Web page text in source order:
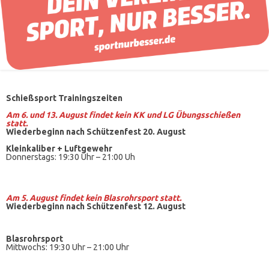
Schießsport Trainingszeiten
Am 6. und 13. August findet kein KK und LG Übungsschießen
statt.
Wiederbeginn nach Schützenfest 20. August
Kleinkaliber + Luftgewehr
Donnerstags: 19:30 Uhr – 21:00 Uh
Am 5. August findet keinBlasrohrsport statt.
Wiederbeginn nach Schützenfest 12. August
Blasrohrsport
Mittwochs: 19:30 Uhr – 21:00 Uhr